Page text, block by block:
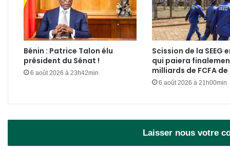
Bénin : Patrice Talon élu
président du Sénat !
6 août 2026 à 23h42min
Scission de la SEEG
qui paiera
milliards de FCFA
6 août 2026 à 21h00min
Laisser nous votre